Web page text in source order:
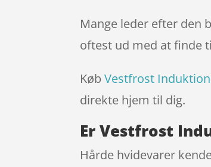
Mange leder efter den
oftest ud med at finde
KøbVestfrost
direkte hjem til dig.
Er Vestfrost
Hårde hvidevarer